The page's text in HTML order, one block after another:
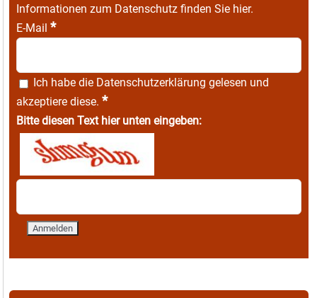
Informationen zum Datenschutz finden Sie hier.
E-Mail *
Ich habe die Datenschutzerklärung gelesen und
akzeptiere diese. *
Bitte diesen Text hier unten eingeben: